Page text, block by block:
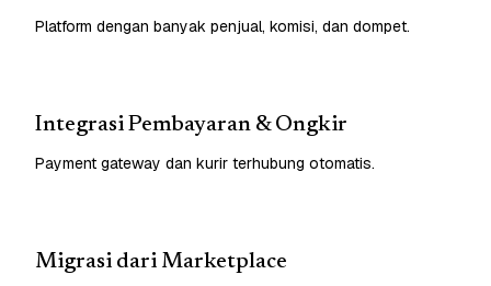
Platform dengan banyak penjual, komisi, dan dompet.
Integrasi Pembayaran & Ongkir
Payment gateway dan kurir terhubung otomatis.
Migrasi dari Marketplace